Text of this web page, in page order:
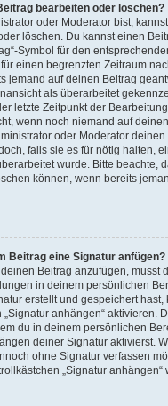
bearbeiten oder löschen?
oder Moderator bist,
löschen. Du kannst einen
Symbol für den
einen begrenzten Zeitraum
jemand auf deinen Beitrag
als überarbeitet
letzte Zeitpunkt der
wenn noch niemand auf
oder Moderator
falls sie es für nötig halten,
wurde. Bitte beachte,
können, wenn bereits
Beitrag eine Signatur anfügen?
Beitrag anzufügen, musst
in deinem persönlichen
erstellt und gespeichert hast,
„Signatur anhängen“ aktivieren.
du in deinem persönlichen
deiner Signatur aktivierst.
ohne Signatur verfassen
„Signatur anhängen“